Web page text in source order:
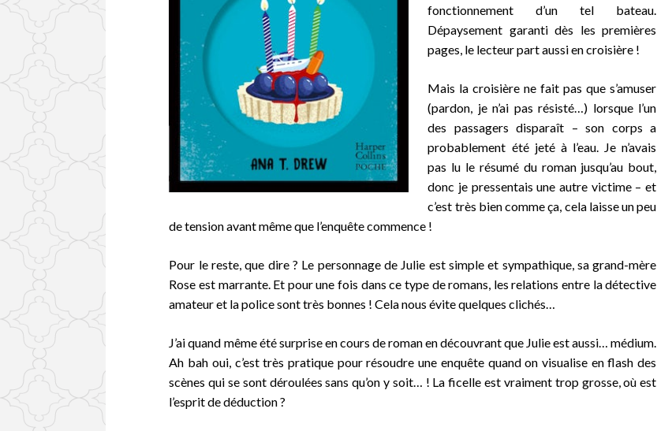
fonctionnement d’un tel bateau.
Dépaysement garanti dès les premières
pages, le lecteur part aussi en croisière !
Mais la croisière ne fait pas que s’amuser
(pardon, je n’ai pas résisté…) lorsque l’un
des passagers disparaît – son corps a
probablement été jeté à l’eau. Je n’avais
pas lu le résumé du roman jusqu’au bout,
donc je pressentais une autre victime – et
c’est très bien comme ça, cela laisse un peu
de tension avant même que l’enquête commence !
Pour le reste, que dire ? Le personnage de Julie est simple et sympathique, sa grand-mère
Rose est marrante. Et pour une fois dans ce type de romans, les relations entre la détective
amateur et la police sont très bonnes ! Cela nous évite quelques clichés…
J’ai quand même été surprise en cours de roman en découvrant que Julie est aussi… médium.
Ah bah oui, c’est très pratique pour résoudre une enquête quand on visualise en flash des
scènes qui se sont déroulées sans qu’on y soit… ! La ficelle est vraiment trop grosse, où est
l’esprit de déduction ?